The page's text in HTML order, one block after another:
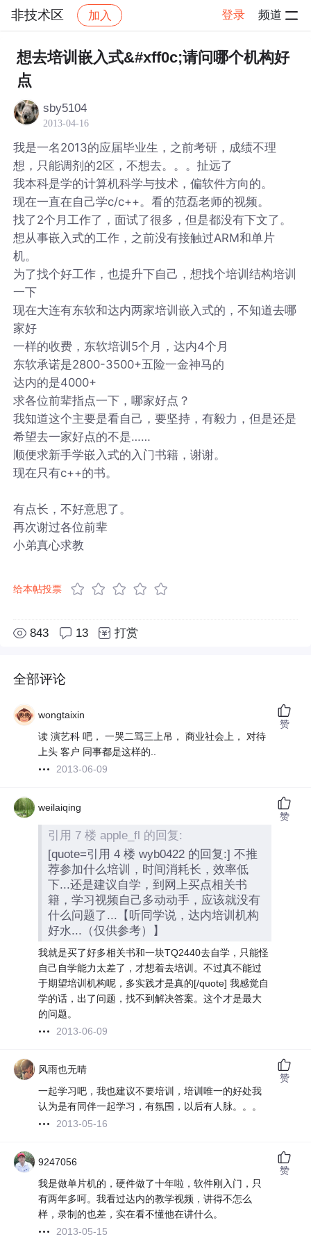
非技术区 加入 登录 频道
社区 非技术区 帖子详情
想去培训嵌入式&#xff0c;请问哪个机构好
点
sby5104
2013-04-16
我是一名2013的应届毕业生，之前考研，成绩不理
想，只能调剂的2区，不想去。。。扯远了
我本科是学的计算机科学与技术，偏软件方向的。
现在一直在自己学c/c++。看的范磊老师的视频。
找了2个月工作了，面试了很多，但是都没有下文了。
想从事嵌入式的工作，之前没有接触过ARM和单片
机。
为了找个好工作，也提升下自己，想找个培训结构培训
一下
现在大连有东软和达内两家培训嵌入式的，不知道去哪
家好
一样的收费，东软培训5个月，达内4个月
东软承诺是2800-3500+五险一金神马的
达内的是4000+
求各位前辈指点一下，哪家好点？
我知道这个主要是看自己，要坚持，有毅力，但是还是
希望去一家好点的不是……
顺便求新手学嵌入式的入门书籍，谢谢。
现在只有c++的书。
有点长，不好意思了。
再次谢过各位前辈
小弟真心求教
给本帖投票
843 13 打赏
全部评论
wongtaixin
读 演艺科 吧， 一哭二骂三上吊， 商业社会上， 对待
上头 客户 同事都是这样的..
2013-06-09
赞
weilaiqing
引用 7 楼 apple_fl 的回复:
[quote=引用 4 楼 wyb0422 的回复:] 不推
荐参加什么培训，时间消耗长，效率低
下...还是建议自学，到网上买点相关书
籍，学习视频自己多动动手，应该就没有
什么问题了...【听同学说，达内培训机构
好水...（仅供参考）】
我就是买了好多相关书和一块TQ2440去自学，只能怪
自己自学能力太差了，才想着去培训。不过真不能过
于期望培训机构呢，多实践才是真的[/quote] 我感觉自
学的话，出了问题，找不到解决答案。这个才是最大
的问题。
2013-06-09
赞
风雨也无晴
一起学习吧，我也建议不要培训，培训唯一的好处我
认为是有同伴一起学习，有氛围，以后有人脉。。。
2013-05-16
赞
9247056
我是做单片机的，硬件做了十年啦，软件刚入门，只
有两年多呵。我看过达内的教学视频，讲得不怎么
样，录制的也差，实在看不懂他在讲什么。
2013-05-15
赞